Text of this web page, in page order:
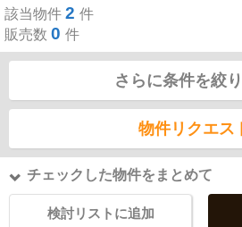
該当物件 2 件
販売数 0 件
さらに条件を絞
物件リクエス
チェックした物件をまとめて
検討リストに追加